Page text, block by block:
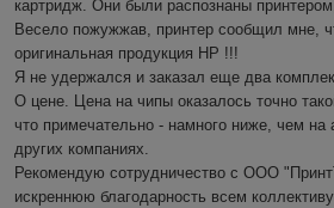
картридж. Они были распознаны
Весело пожужжав, принтер сообщил мне,
оригинальная продукция HP !!!
Я не удержался и заказал еще два
О цене. Цена на чипы оказалось точно
что примечательно - намного ниже, чем на
других компаниях.
Рекомендую сотрудничество с ООО
искреннюю благодарность всем